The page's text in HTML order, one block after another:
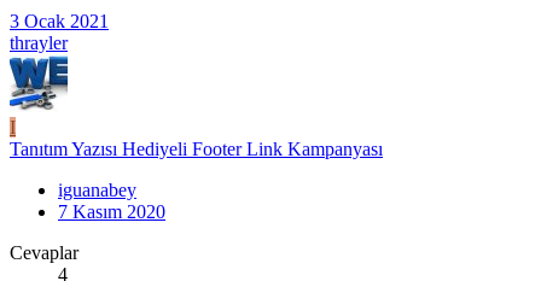
3 Ocak 2021
thrayler
I
Tanıtım Yazısı Hediyeli Footer Link Kampanyası
iguanabey
7 Kasım 2020
Cevaplar
4